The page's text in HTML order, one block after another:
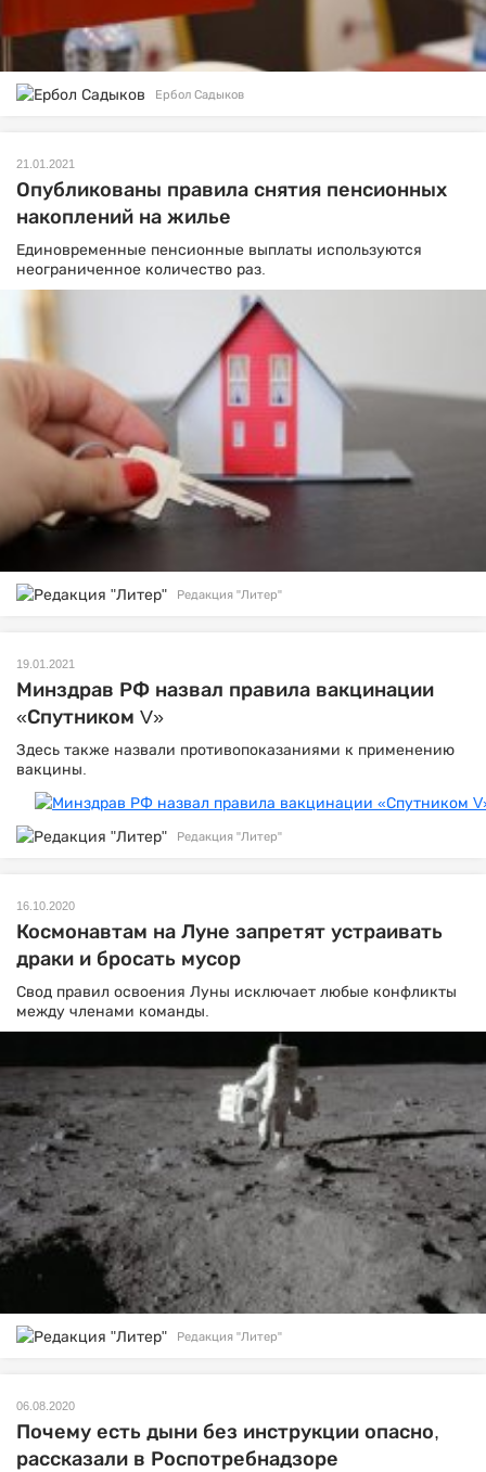
Ербол Садыков
21.01.2021
Опубликованы правила снятия пенсионных
накоплений на жилье
Единовременные пенсионные выплаты используются
неограниченное количество раз.
Редакция "Литер"
19.01.2021
Минздрав РФ назвал правила вакцинации
«Спутником V»
Здесь также назвали противопоказаниями к применению
вакцины.
Редакция "Литер"
16.10.2020
Космонавтам на Луне запретят устраивать
драки и бросать мусор
Свод правил освоения Луны исключает любые конфликты
между членами команды.
Редакция "Литер"
06.08.2020
Почему есть дыни без инструкции опасно,
рассказали в Роспотребнадзоре